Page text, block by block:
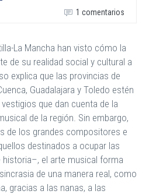
1 comentarios
La Mancha han visto cómo la
de su realidad social y cultural a
explica que las provincias de
Guadalajara y Toledo estén
que dan cuenta de la
de la región. Sin embargo,
de los grandes compositores e
destinados a ocupar las
historia–, el arte musical forma
de una manera real, como
gracias a las nanas, a las